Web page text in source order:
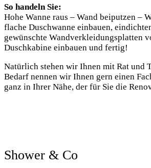
So handeln Sie:
Hohe Wanne raus – Wand beiputzen –
flache Duschwanne einbauen,
gewünschte Wandverkleidungsplatten
Duschkabine einbauen und fertig!
Natürlich stehen wir Ihnen mit Rat und
Bedarf nennen wir Ihnen gern einen
ganz in Ihrer Nähe, der für Sie die
Shower & Co